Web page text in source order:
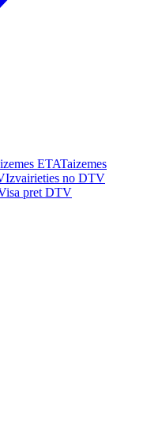
ETATaizemes
Izvairieties no DTV
pret DTV